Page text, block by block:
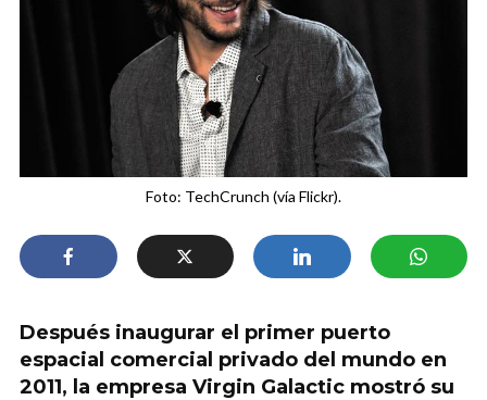
Foto: TechCrunch (vía Flickr).
Después inaugurar el primer puerto
espacial comercial privado del mundo en
2011, la empresa Virgin Galactic mostró su